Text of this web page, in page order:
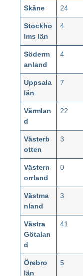
Skåne 24
Stockho
lms län
4
Söderm
anland
4
Uppsala
län
7
Värmlan
d
22
Västerb
otten
3
Västern
orrland
0
Västma
nland
3
Västra
Götalan
d
41
Örebro
län
5